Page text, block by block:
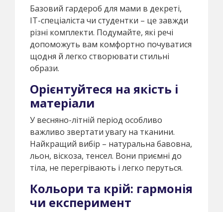
Базовий гардероб для мами в декреті,
ІТ-спеціаліста чи студентки – це завжди
різні комплекти. Подумайте, які речі
допоможуть вам комфортно почуватися
щодня й легко створювати стильні
образи.
Орієнтуйтеся на якість і
матеріали
У весняно-літній період особливо
важливо звертати увагу на тканини.
Найкращий вибір – натуральна бавовна,
льон, віскоза, тенсел. Вони приємні до
тіла, не перегрівають і легко перуться.
Кольори та крій: гармонія
чи експеримент